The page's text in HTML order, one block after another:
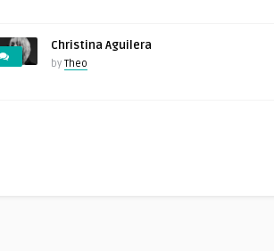
Christina Aguilera
by Theo